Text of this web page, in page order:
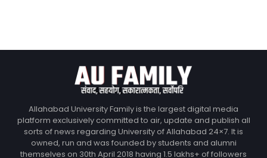
Allahabad University Family is the largest digital media
platform exclusively committed to air, update and publish all
sorts of news regarding University of Allahabad 24×7. It is
owned, run and was founded by students and alumni
themselves on 30th April 2018 having 1.5 lakhs+ of followers